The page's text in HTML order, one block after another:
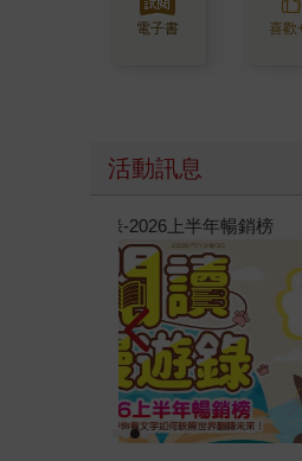
電子書 喜歡
活動訊息
教場電影版